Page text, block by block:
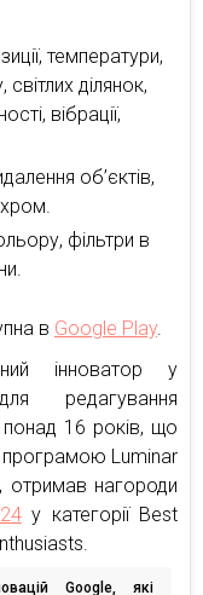
температури,
ділянок,
вібрації,
об’єктів,
фільтри в
в Google Play.
інноватор у
редагування
понад 16 років, що
програмою Luminar
нагороди
у категорії Best
Google, які